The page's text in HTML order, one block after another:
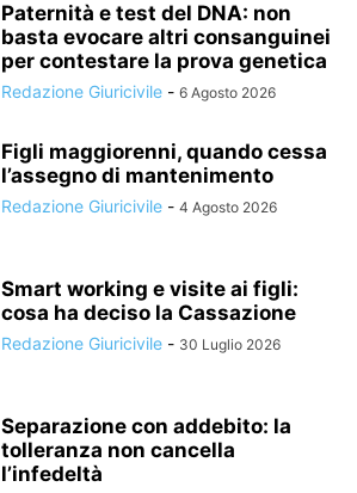
Paternità e test del DNA: non
basta evocare altri consanguinei
per contestare la prova genetica
Redazione Giuricivile - 6 Agosto 2026
Figli maggiorenni, quando cessa
l’assegno di mantenimento
Redazione Giuricivile - 4 Agosto 2026
Smart working e visite ai figli:
cosa ha deciso la Cassazione
Redazione Giuricivile - 30 Luglio 2026
Separazione con addebito: la
tolleranza non cancella
l’infedeltà